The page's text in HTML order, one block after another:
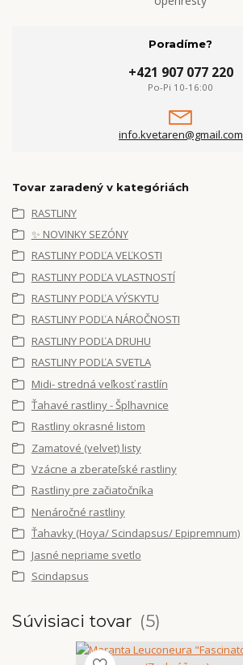
Poradíme?
+421 907 077 220
Po-Pi 10-16:00
info.kvetaren@gmail.com
Tovar zaradený v kategóriách
RASTLINY
✨ NOVINKY SEZÓNY
RASTLINY PODĽA VEĽKOSTI
RASTLINY PODĽA VLASTNOSTÍ
RASTLINY PODĽA VÝSKYTU
RASTLINY PODĽA NÁROČNOSTI
RASTLINY PODĽA DRUHU
RASTLINY PODĽA SVETLA
Midi- stredná veľkosť rastlín
Ťahavé rastliny - Šplhavnice
Rastliny okrasné listom
Zamatové (velvet) listy
Vzácne a zberateľské rastliny
Rastliny pre začiatočníka
Nenáročné rastliny
Ťahavky (Hoya/ Scindapsus/ Epipremnum)
Jasné nepriame svetlo
Scindapsus
Súvisiaci tovar 5